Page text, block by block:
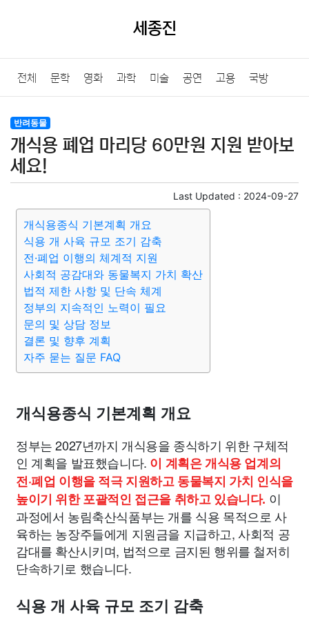
세종진
전체 문학 영화 과학 미술 공연 고용 국방
법률
질병 가요 방송 일상 주식 암호화폐 블록체인
미용 증권 인테리어
요리 상품리뷰 원예 금융
대출 자동차 취미 여행 맛집 IT
종교 사회 정치 건강 의료
부동산 외국어 교육
반려동물
개식용 폐업 마리당 60만원 지원 받아보
세요!
Last Updated : 2024-09-27
개식용종식 기본계획 개요
식용 개 사육 규모 조기 감축
전·폐업 이행의 체계적 지원
사회적 공감대와 동물복지 가치 확산
법적 제한 사항 및 단속 체계
정부의 지속적인 노력이 필요
문의 및 상담 정보
결론 및 향후 계획
자주 묻는 질문 FAQ
개식용종식 기본계획 개요
정부는 2027년까지 개식용을 종식하기 위한 구체적
인 계획을 발표했습니다. 이 계획은 개식용 업계의
전·폐업 이행을 적극 지원하고 동물복지 가치 인식을
높이기 위한 포괄적인 접근을 취하고 있습니다. 이
과정에서 농림축산식품부는 개를 식용 목적으로 사
육하는 농장주들에게 지원금을 지급하고, 사회적 공
감대를 확산시키며, 법적으로 금지된 행위를 철저히
단속하기로 했습니다.
식용 개 사육 규모 조기 감축